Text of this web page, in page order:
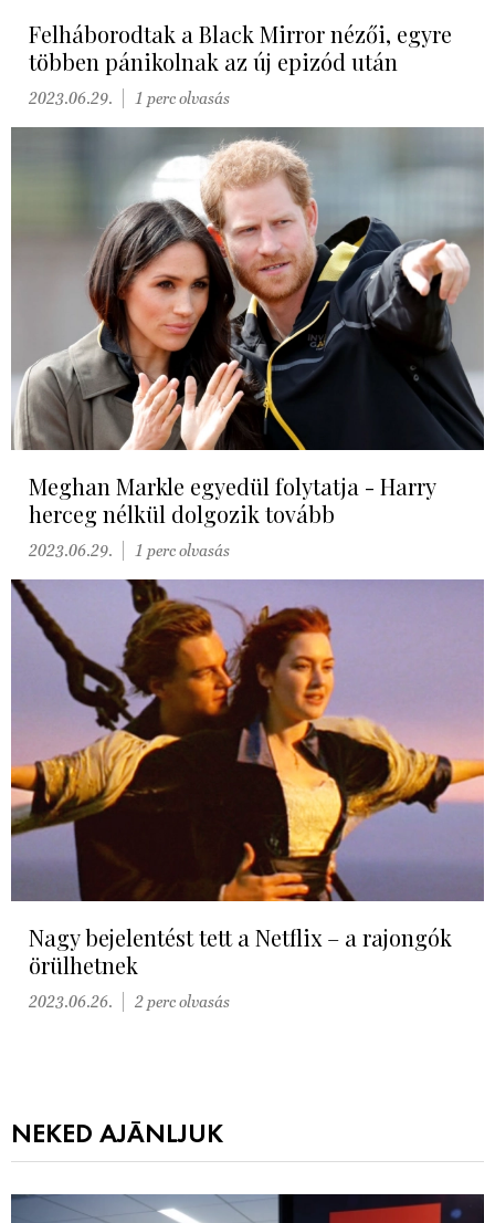
Felháborodtak a Black Mirror nézői, egyre
többen pánikolnak az új epizód után
2023.06.29. 1 perc olvasás
Meghan Markle egyedül folytatja - Harry
herceg nélkül dolgozik tovább
2023.06.29. 1 perc olvasás
Nagy bejelentést tett a Netflix – a rajongók
örülhetnek
2023.06.26. 2 perc olvasás
NEKED AJÁNLJUK